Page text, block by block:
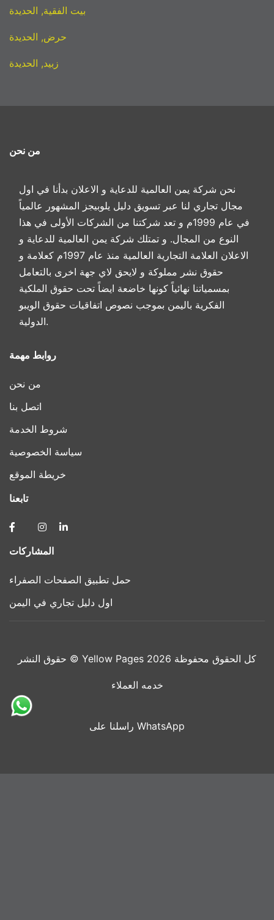
بيت الفقية, الحديدة
حرض, الحديدة
زبيد, الحديدة
من نحن
نحن شركة يمن العالمية للدعاية و الاعلان بدأنا في اول
مجال تجاري لنا عبر تسويق دليل يلوبيجز المشهور عالمياً
في عام 1999م و تعد شركتنا من الشركات الأولى في هذا
النوع من المجال. و تمتلك شركة يمن العالمية للدعاية و
الاعلان العلامة التجارية العالمية منذ عام 1997م كعلامة و
حقوق نشر مملوكة و لايحق لاي جهة اخرى بالتعامل
بمسمياتنا نهائياً كونها خاضعة ايضاً تحت حقوق الملكية
الفكرية باليمن بموجب نصوص اتفاقيات حقوق الويبو
الدولية.
روابط مهمة
من نحن
اتصل بنا
شروط الخدمة
سياسة الخصوصية
خريطة الموقع
تابعنا
المشاركات
حمل تطبيق الصفحات الصفراء
اول دليل تجاري في اليمن
حقوق النشر © Yellow Pages 2026 كل الحقوق محفوظة
خدمه العملاء
راسلنا على WhatsApp